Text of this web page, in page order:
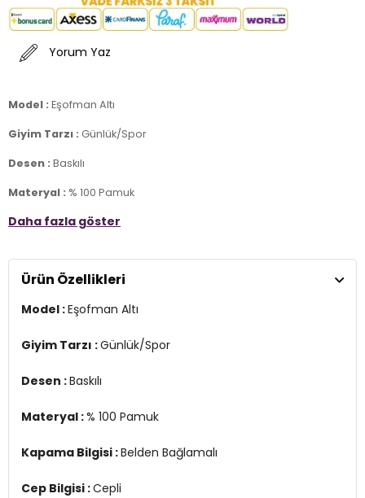
Yorum Yaz
Model : Eşofman Altı
Giyim Tarzı : Günlük/Spor
Desen : Baskılı
Materyal : % 100 Pamuk
Kapama Bilgisi :Belden Bağlamalı
Kalıp Bilgisi :Regular Fit, Normal Bel, Lastikli Paça
Menşei :
4DY13J68CF05W.503
Daha fazla göster
Ürün Özellikleri
Model :Eşofman Altı
Giyim Tarzı :Günlük/Spor
Desen :Baskılı
Materyal :% 100 Pamuk
Kapama Bilgisi :Belden Bağlamalı
Cep Bilgisi :Cepli